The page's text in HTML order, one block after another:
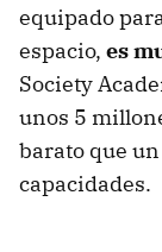
equipado
espacio, es
Society
unos 5
barato que
capacidades.